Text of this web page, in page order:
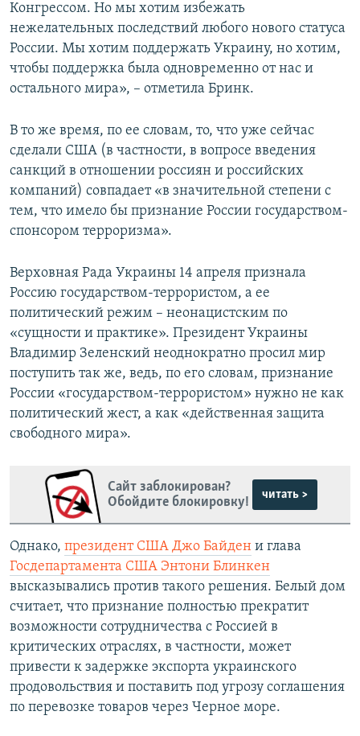
Конгрессом. Но мы хотим избежать
нежелательных последствий любого нового статуса
России. Мы хотим поддержать Украину, но хотим,
чтобы поддержка была одновременно от нас и
остального мира», – отметила Бринк.
В то же время, по ее словам, то, что уже сейчас
сделали США (в частности, в вопросе введения
санкций в отношении россиян и российских
компаний) совпадает «в значительной степени с
тем, что имело бы признание России государством-
спонсором терроризма».
Верховная Рада Украины 14 апреля признала
Россию государством-террористом, а ее
политический режим – неонацистским по
«сущности и практике». Президент Украины
Владимир Зеленский неоднократно просил мир
поступить так же, ведь, по его словам, признание
России «государством-террористом» нужно не как
политический жест, а как «действенная защита
свободного мира».
Сайт заблокирован?
Обойдите блокировку!
читать >
Однако, президент США Джо Байден и глава
Госдепартамента США Энтони Блинкен
высказывались против такого решения. Белый дом
считает, что признание полностью прекратит
возможности сотрудничества с Россией в
критических отраслях, в частности, может
привести к задержке экспорта украинского
продовольствия и поставить под угрозу соглашения
по перевозке товаров через Черное море.